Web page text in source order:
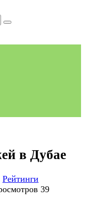
в Дубае
Рейтинги
39